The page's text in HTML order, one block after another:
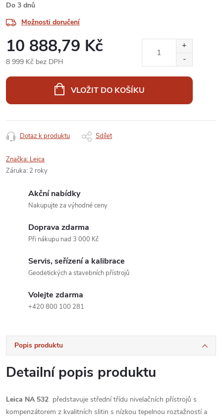
Do 3 dnů
Možnosti doručení
10 888,79 Kč
8 999 Kč bez DPH
VLOŽIT DO KOŠÍKU
Dotaz k produktu Sdílet
Značka: Leica
Záruka: 2 roky
Akční nabídky
Nakupujte za výhodné ceny
Doprava zdarma
Při nákupu nad 3 000 Kč
Servis, seřízení a kalibrace
Geodetických a stavebních přístrojů
Volejte zdarma
+420 800 100 281
Popis produktu
Detailní popis produktu
Leica NA 532 představuje střední třídu nivelačních přístrojů s
kompenzátorem z kvalitních slitin s nízkou tepelnou roztažností a